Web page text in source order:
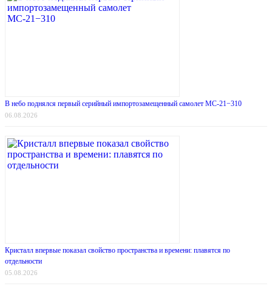
В небо поднялся первый серийный импортозамещенный самолет МС-21−310
06.08.2026
Кристалл впервые показал свойство пространства и времени: плавятся по
отдельности
05.08.2026